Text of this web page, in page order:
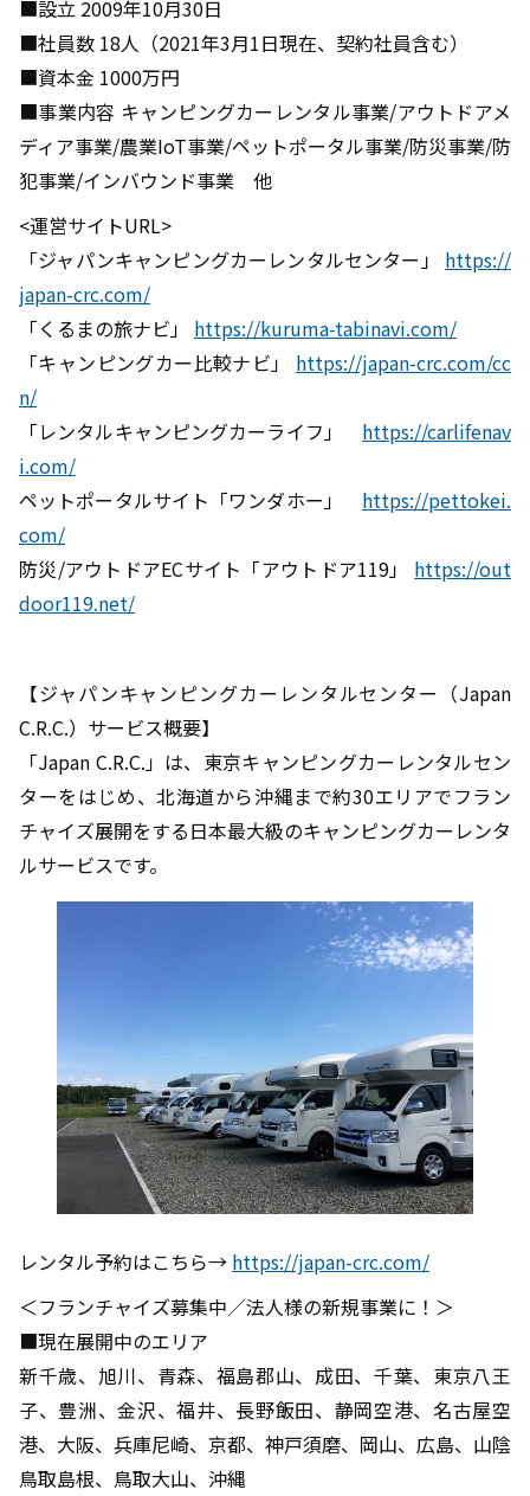
■設立 2009年10月30日
■社員数 18人（2021年3月1日現在、契約社員含む）
■資本金 1000万円
■事業内容 キャンピングカーレンタル事業/アウトドアメ
ディア事業/農業IoT事業/ペットポータル事業/防災事業/防
犯事業/インバウンド事業 他
<運営サイトURL>
「ジャパンキャンピングカーレンタルセンター」 https://
japan-crc.com/
「くるまの旅ナビ」 https://kuruma-tabinavi.com/
「キャンピングカー比較ナビ」 https://japan-crc.com/cc
n/
「レンタルキャンピングカーライフ」 https://carlifenav
i.com/
ペットポータルサイト「ワンダホー」 https://pettokei.
com/
防災/アウトドアECサイト「アウトドア119」 https://out
door119.net/
【ジャパンキャンピングカーレンタルセンター（Japan
C.R.C.）サービス概要】
「Japan C.R.C.」は、東京キャンピングカーレンタルセン
ターをはじめ、北海道から沖縄まで約30エリアでフラン
チャイズ展開をする日本最大級のキャンピングカーレンタ
ルサービスです。
レンタル予約はこちら→ https://japan-crc.com/
＜フランチャイズ募集中／法人様の新規事業に！＞
■現在展開中のエリア
新千歳、旭川、青森、福島郡山、成田、千葉、東京八王
子、豊洲、金沢、福井、長野飯田、静岡空港、名古屋空
港、大阪、兵庫尼崎、京都、神戸須磨、岡山、広島、山陰
鳥取島根、鳥取大山、沖縄